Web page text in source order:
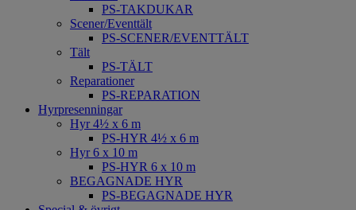
PS-TAKDUKAR
Scener/Eventtält
PS-SCENER/EVENTTÄLT
Tält
PS-TÄLT
Reparationer
PS-REPARATION
Hyrpresenningar
Hyr 4½ x 6 m
PS-HYR 4½ x 6 m
Hyr 6 x 10 m
PS-HYR 6 x 10 m
BEGAGNADE HYR
PS-BEGAGNADE HYR